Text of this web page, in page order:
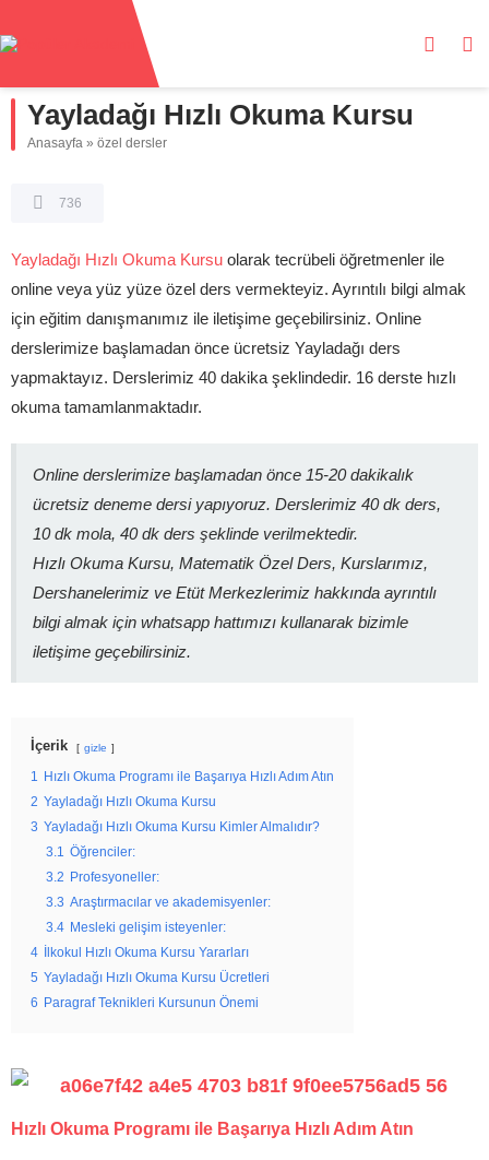
Yayladağı Hızlı Okuma Kursu
Anasayfa » özel dersler
736
Yayladağı Hızlı Okuma Kursu olarak tecrübeli öğretmenler ile
online veya yüz yüze özel ders vermekteyiz. Ayrıntılı bilgi almak
için eğitim danışmanımız ile iletişime geçebilirsiniz. Online
derslerimize başlamadan önce ücretsiz Yayladağı ders
yapmaktayız. Derslerimiz 40 dakika şeklindedir. 16 derste hızlı
okuma tamamlanmaktadır.
Online derslerimize başlamadan önce 15-20 dakikalık
ücretsiz deneme dersi yapıyoruz. Derslerimiz 40 dk ders,
10 dk mola, 40 dk ders şeklinde verilmektedir.
Hızlı Okuma Kursu, Matematik Özel Ders, Kurslarımız,
Dershanelerimiz ve Etüt Merkezlerimiz hakkında ayrıntılı
bilgi almak için whatsapp hattımızı kullanarak bizimle
iletişime geçebilirsiniz.
İçerik gizle
1
Hızlı Okuma Programı ile Başarıya Hızlı Adım Atın
2 Yayladağı Hızlı Okuma Kursu
3 Yayladağı Hızlı Okuma Kursu Kimler Almalıdır?
3.1
Öğrenciler:
3.2 Profesyoneller:
3.3 Araştırmacılar ve akademisyenler:
3.4 Mesleki gelişim isteyenler:
4 İlkokul Hızlı Okuma Kursu Yararları
5 Yayladağı Hızlı Okuma Kursu Ücretleri
6 Paragraf Teknikleri Kursunun Önemi
Hızlı Okuma Programı ile Başarıya Hızlı Adım Atın